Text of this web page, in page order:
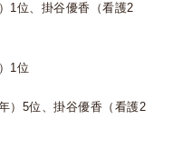
1位、掛谷優香（看護2
看護4年）1位
）5位、掛谷優香（看護2